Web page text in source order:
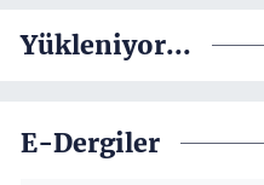
Yükleniyor...
E-Dergiler